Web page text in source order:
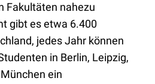
Fakultäten nahezu
gibt es etwa 6.400
, jedes Jahr können
in Berlin, Leipzig,
ein